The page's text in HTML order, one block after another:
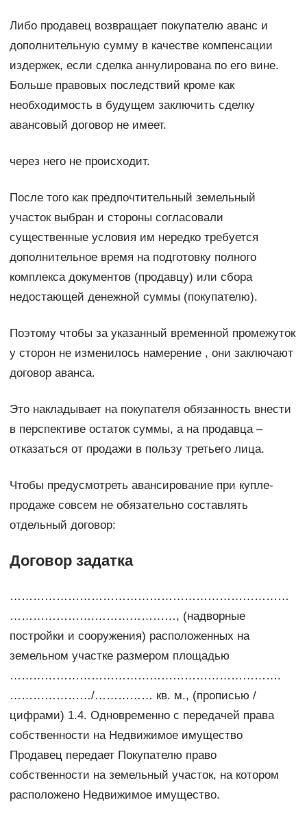
Либо продавец возвращает покупателю аванс и
дополнительную сумму в качестве компенсации
издержек, если сделка аннулирована по его вине.
Больше правовых последствий кроме как
необходимость в будущем заключить сделку
авансовый договор не имеет.
через него не происходит.
После того как предпочтительный земельный
участок выбран и стороны согласовали
существенные условия им нередко требуется
дополнительное время на подготовку полного
комплекса документов (продавцу) или сбора
недостающей денежной суммы (покупателю).
Поэтому чтобы за указанный временной промежуток
у сторон не изменилось намерение , они заключают
договор аванса.
Это накладывает на покупателя обязанность внести
в перспективе остаток суммы, а на продавца –
отказаться от продажи в пользу третьего лица.
Чтобы предусмотреть авансирование при купле-
продаже совсем не обязательно составлять
отдельный договор:
Договор задатка
………………………………………………………………
………………….…………………, (надворные
постройки и сооружения) расположенных на
земельном участке размером площадью
…………………………………………………………….
…………………/…………… кв. м., (прописью /
цифрами) 1.4. Одновременно с передачей права
собственности на Недвижимое имущество
Продавец передает Покупателю право
собственности на земельный участок, на котором
расположено Недвижимое имущество.